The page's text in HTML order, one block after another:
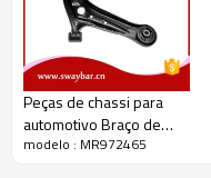
Peças de chassi para
automotivo Braço de
controle de ferro OEM
modelo : MR972465